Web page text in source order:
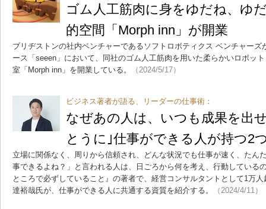
ゴム人工筋肉に身をゆだね、ゆ
的空間「Morph inn」が開業
ブリヂストンの社内ベンチャーであるソフトロボティクス ベンチャー
ース「seeen」において、同社のゴム人工筋肉を用いた柔らかいロボッ
室「Morph inn」を開業している。
（2024/5/17）
ビジネス著者が語る、リーダーの仕事術：
なぜあの人は、いつも成果を出
とうに｣仕事ができる人が持つ2
立場に関係なく、周りから信頼され、どんな状況でも仕事が速く、た
事できるよね？」と言われる人は、日ごろから何を考え、行動している
ところで必ずしていること』の著者で、経営コンサルタントとして1万
達裕哉氏が、仕事ができる人に共通する資質を紹介する。
（2024/4/11）